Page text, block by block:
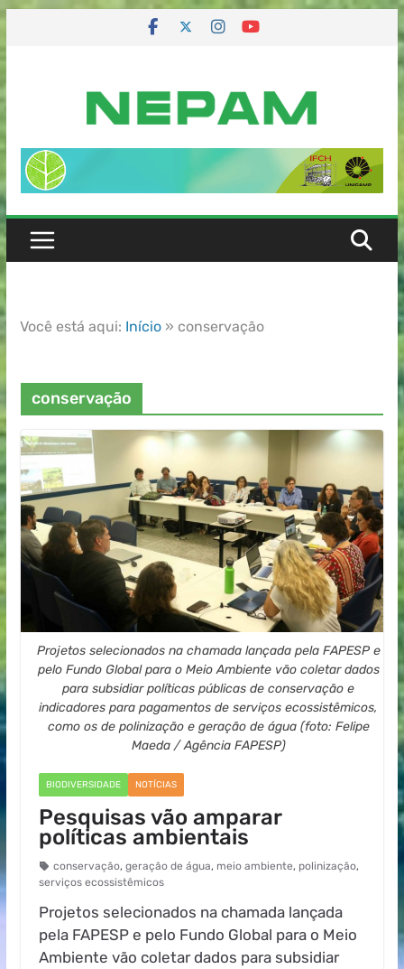
Você está aqui: Início» conservação
conservação
Projetos selecionados na chamada lançada pela FAPESP e
pelo Fundo Global para o Meio Ambiente vão coletar dados
para subsidiar políticas públicas de conservação e
indicadores para pagamentos de serviços ecossistêmicos,
como os de polinização e geração de água (foto: Felipe
Maeda / Agência FAPESP)
BIODIVERSIDADE NOTÍCIAS
Pesquisas vão amparar
políticas ambientais
conservação, geração de água, meio ambiente, polinização,
serviços ecossistêmicos
Projetos selecionados na chamada lançada
pela FAPESP e pelo Fundo Global para o Meio
Ambiente vão coletar dados para subsidiar